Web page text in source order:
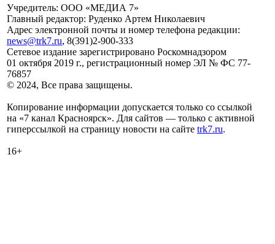
Учредитель: ООО «МЕДИА 7»
Главный редактор: Руденко Артем Николаевич
Адрес электронной почты и номер телефона редакции:
news@trk7.ru, 8(391)2-900-333
Сетевое издание зарегистрировано Роскомнадзором
01 октября 2019 г., регистрационный номер ЭЛ № ФС 77-
76857
© 2024, Все права защищены.
Копирование информации допускается только со ссылкой
на «7 канал Красноярск». Для сайтов — только с активной
гиперссылкой на страницу новости на сайте trk7.ru.
16+